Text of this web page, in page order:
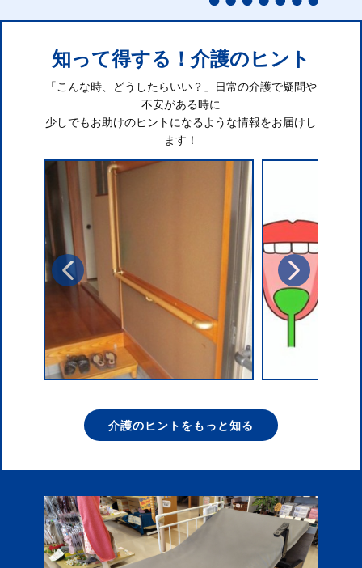
知って得する！介護のヒント
「こんな時、どうしたらいい？」日常の介護で疑問や
不安がある時に
少しでもお助けのヒントになるような情報をお届けし
ます！
介護のヒントをもっと知る